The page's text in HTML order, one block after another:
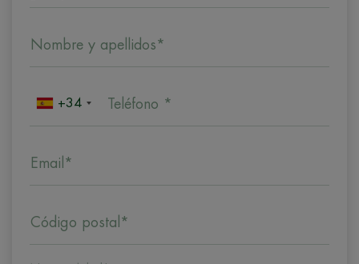
Nombre y apellidos*
+34 Teléfono *
Email*
Código postal*